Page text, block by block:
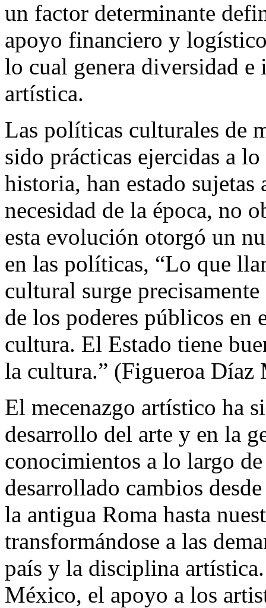
un factor determinante
apoyo financiero y
lo cual genera diversidad e
artística.
Las políticas culturales de
sido prácticas ejercidas a
historia, han estado
necesidad de la época, no
esta evolución otorgó un
en las políticas, “Lo que
cultural surge
de los poderes públicos en
cultura. El Estado tiene
la cultura.” (Figueroa Díaz
El mecenazgo artístico ha
desarrollo del arte y en la
conocimientos a lo largo
desarrollado cambios
la antigua Roma hasta
transformándose a las
país y la disciplina
México, el apoyo a los